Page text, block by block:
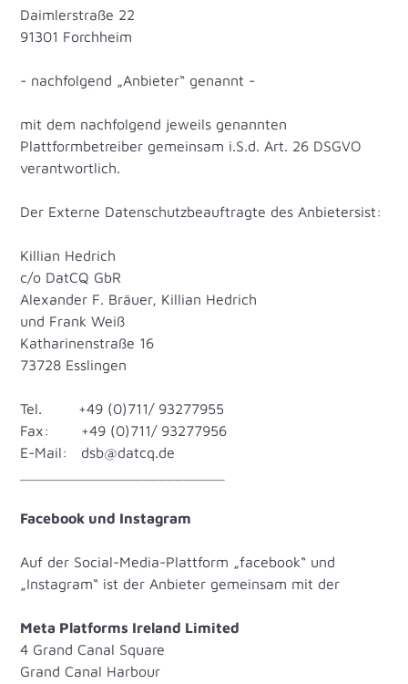
Daimlerstraße 22
91301 Forchheim
- nachfolgend „Anbieter“ genannt -
mit dem nachfolgend jeweils genannten
Plattformbetreiber gemeinsam i.S.d. Art. 26 DSGVO
verantwortlich.
Der Externe Datenschutzbeauftragte des Anbietersist:
Killian Hedrich
c/o DatCQ GbR
Alexander F. Bräuer, Killian Hedrich
und Frank Weiß
Katharinenstraße 16
73728 Esslingen
Tel. +49 (0)711/ 93277955
Fax: +49 (0)711/ 93277956
E-Mail: dsb@datcq.de
Facebook und Instagram
Auf der Social-Media-Plattform „facebook“ und
„Instagram“ ist der Anbieter gemeinsam mit der
Meta Platforms Ireland Limited
4 Grand Canal Square
Grand Canal Harbour